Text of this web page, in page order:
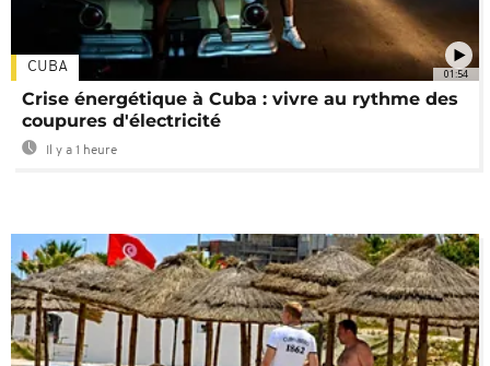
01:54
CUBA
Crise énergétique à Cuba : vivre au rythme des
coupures d'électricité
Il y a 1 heure